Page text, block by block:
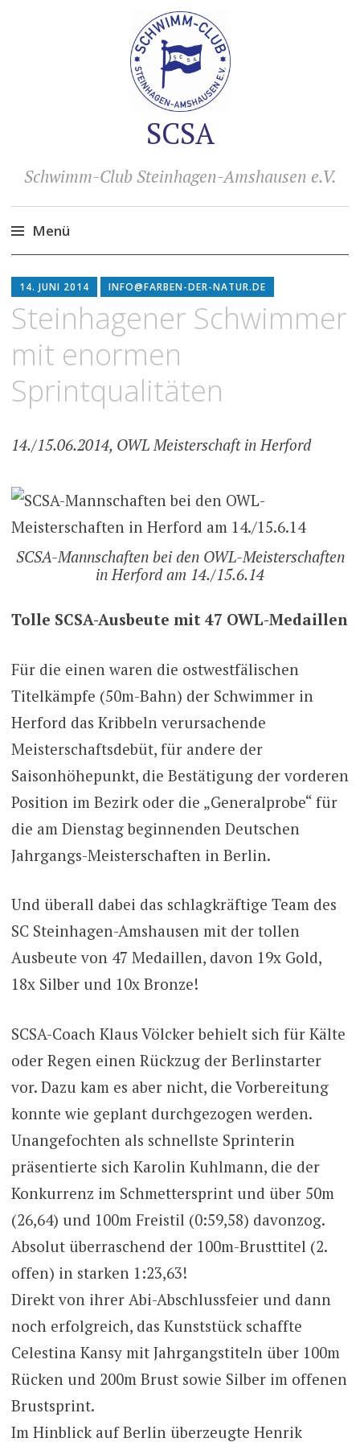
SCSA
Schwimm-Club Steinhagen-Amshausen e.V.
Menü
Inhalt
springen
14. JUNI 2014 INFO@FARBEN-DER-NATUR.DE
Steinhagener Schwimmer
mit enormen
Sprintqualitäten
14./15.06.2014, OWL Meisterschaft in Herford
SCSA-Mannschaften bei den OWL-Meisterschaften
in Herford am 14./15.6.14
Tolle SCSA-Ausbeute mit 47 OWL-Medaillen
Für die einen waren die ostwestfälischen
Titelkämpfe (50m-Bahn) der Schwimmer in
Herford das Kribbeln verursachende
Meisterschaftsdebüt, für andere der
Saisonhöhepunkt, die Bestätigung der vorderen
Position im Bezirk oder die „Generalprobe“ für
die am Dienstag beginnenden Deutschen
Jahrgangs-Meisterschaften in Berlin.
Und überall dabei das schlagkräftige Team des
SC Steinhagen-Amshausen mit der tollen
Ausbeute von 47 Medaillen, davon 19x Gold,
18x Silber und 10x Bronze!
SCSA-Coach Klaus Völcker behielt sich für Kälte
oder Regen einen Rückzug der Berlinstarter
vor. Dazu kam es aber nicht, die Vorbereitung
konnte wie geplant durchgezogen werden.
Unangefochten als schnellste Sprinterin
präsentierte sich Karolin Kuhlmann, die der
Konkurrenz im Schmettersprint und über 50m
(26,64) und 100m Freistil (0:59,58) davonzog.
Absolut überraschend der 100m-Brusttitel (2.
offen) in starken 1:23,63!
Direkt von ihrer Abi-Abschlussfeier und dann
noch erfolgreich, das Kunststück schaffte
Celestina Kansy mit Jahrgangstiteln über 100m
Rücken und 200m Brust sowie Silber im offenen
Brustsprint.
Im Hinblick auf Berlin überzeugte Henrik